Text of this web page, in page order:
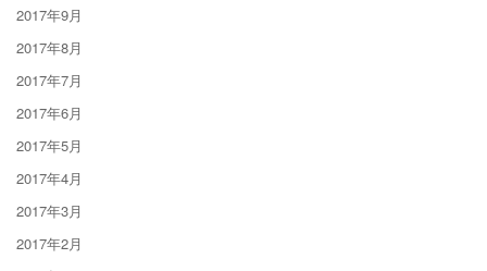
2017年9月
2017年8月
2017年7月
2017年6月
2017年5月
2017年4月
2017年3月
2017年2月